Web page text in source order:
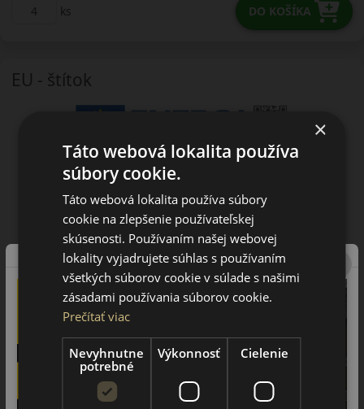
ks DO KOŠÍKA
EU - štítok
×
Táto webová lokalita používa
súbory cookie.
Táto webová lokalita používa súbory
cookie na zlepšenie používateľskej
skúsenosti. Používaním našej webovej
lokality vyjadrujete súhlas s používaním
všetkých súborov cookie v súlade s našimi
zásadami používania súborov cookie.
Prečítať viac
Nevyhnutne
potrebné
Výkonnosť Cielenie